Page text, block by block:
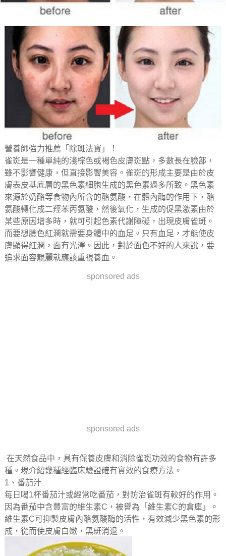
營養師強力推薦「除斑法寶」！
雀斑是一種單純的淺棕色或褐色皮膚斑點，多數長在臉部，
雖不影響健康，但直接影響美容。雀斑的形成主要是由於皮
膚表皮基底層的黑色素細胞生成的黑色素過多所致。黑色素
來源於奶酪等食物內所含的酪氨酸，在體內酶的作用下，酪
氨酸轉化成二羥苯丙氨酸，然後氧化，生成的促黑激素由於
某些原因增多時，就可引起色素代謝障礙，出現皮膚雀斑。
而要想臉色紅潤就需要身體中的血足。只有血足，才能使皮
膚顯得紅潤，面有光澤。因此，對於面色不好的人來說，要
追求面容靚麗就應​​該重視養血。
sponsored ads
sponsored ads
在天然食品中，具有保養皮膚和消除雀斑功效的食物有許多
種。現介紹幾種經臨床驗證確有實效的食療方法。
1、番茄汁
每日喝1杯番茄汁或經常吃番茄，對防治雀斑有較好的作用。
因為番茄中含豐富的維生素C，被譽為「維生素C的倉庫」。
維生素C可抑製皮膚內酪氨酸酶的活性，有效減少黑色素的形
成，從而使皮膚白嫩，黑斑消退。